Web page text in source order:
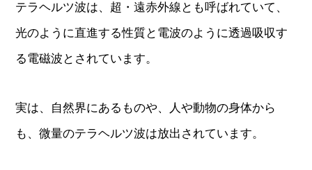
テラヘルツ波は、超・遠赤外線とも呼ばれていて、
光のように直進する性質と電波のように透過吸収す
る電磁波とされています。
実は、自然界にあるものや、人や動物の身体から
も、微量のテラヘルツ波は放出されています。